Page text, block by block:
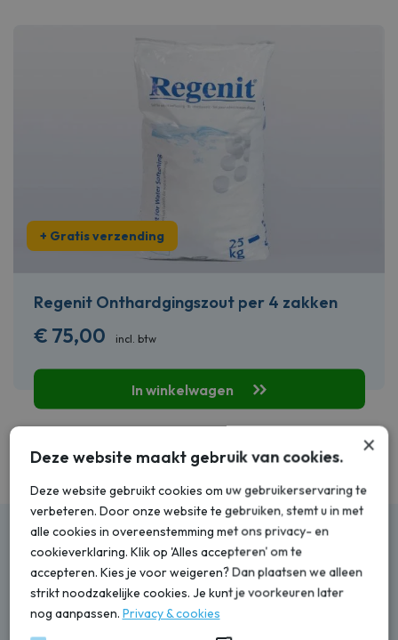
+ Gratis verzending
Regenit Onthardgingszout per 4 zakken
€ 75,00 incl. btw
In winkelwagen
Bekijk accessoires
Installatie snel en netjes voor je
geregeld
U kunt er natuurlijk voor kiezen zelf uw waterontharder te
×
Deze website maakt gebruik van cookies.
Deze website gebruikt cookies om uw gebruikerservaring te
verbeteren. Door onze website te gebruiken, stemt u in met
alle cookies in overeenstemming met ons privacy- en
cookieverklaring. Klik op 'Alles accepteren' om te
accepteren. Kies je voor weigeren? Dan plaatsen we alleen
strikt noodzakelijke cookies. Je kunt je voorkeuren later
nog aanpassen. Privacy & cookies